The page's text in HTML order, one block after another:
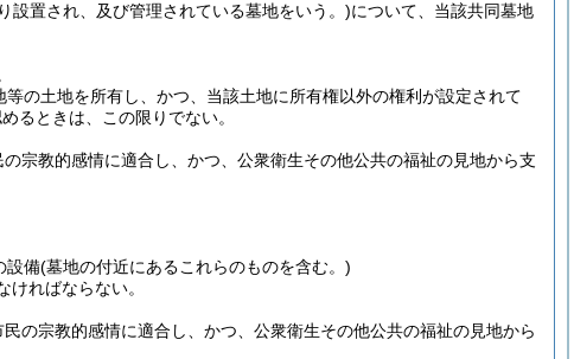
設置され、及び管理されている墓地をいう。)について、当該共同墓地
等の土地を所有し、かつ、当該土地に所有権以外の権利が設定されて
るときは、この限りでない。
宗教的感情に適合し、かつ、公衆衛生その他公共の福祉の見地から支
設備(墓地の付近にあるこれらのものを含む。)
ればならない。
の宗教的感情に適合し、かつ、公衆衛生その他公共の福祉の見地から